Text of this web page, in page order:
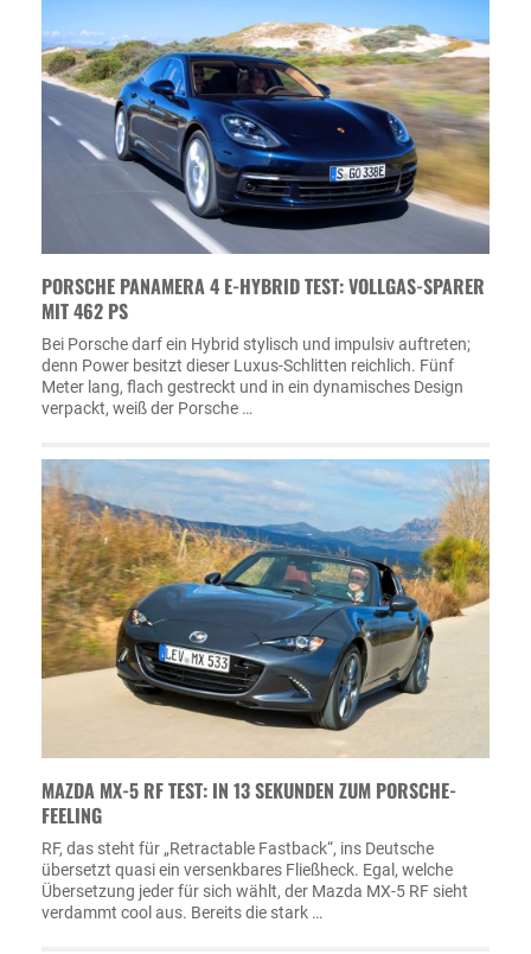
PORSCHE PANAMERA 4 E-HYBRID TEST: VOLLGAS-SPARER
MIT 462 PS
Bei Porsche darf ein Hybrid stylisch und impulsiv auftreten;
denn Power besitzt dieser Luxus-Schlitten reichlich. Fünf
Meter lang, flach gestreckt und in ein dynamisches Design
verpackt, weiß der Porsche …
MAZDA MX-5 RF TEST: IN 13 SEKUNDEN ZUM PORSCHE-
FEELING
RF, das steht für „Retractable Fastback“, ins Deutsche
übersetzt quasi ein versenkbares Fließheck. Egal, welche
Übersetzung jeder für sich wählt, der Mazda MX-5 RF sieht
verdammt cool aus. Bereits die stark …